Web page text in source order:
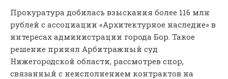
Прокуратура добилась взыскания более 116 млн
рублей с ассоциации «Архитектурное наследие» в
интересах администрации города Бор. Такое
решение принял Арбитражный суд
Нижегородской области, рассмотрев спор,
связанный с неисполнением контрактов на